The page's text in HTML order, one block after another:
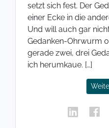
setzt sich fest. Der
einer Ecke in die
Und will auch gar
Gedanken-Ohrwurm
gerade zwei, drei
ich herumkaue. […]